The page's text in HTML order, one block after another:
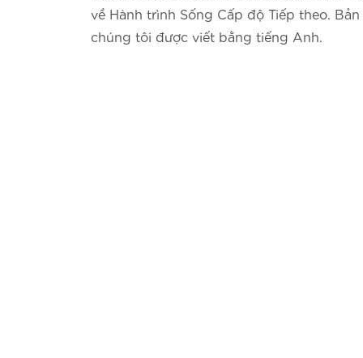
về Hành trình Sống Cấp độ Tiếp theo.
chúng tôi được viết bằng tiếng Anh.